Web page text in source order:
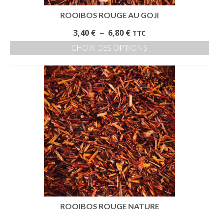
produit
ROOIBOS ROUGE AU GOJI
3,40 € – 6,80 €Plage
de
prix :
à
6,80 €
TTC
CHOIX DES OPTIONS
produit
a
plusieurs
variations.
Les
options
peuvent
être
choisies
sur
la
page
du
produit
ROOIBOS ROUGE NATURE